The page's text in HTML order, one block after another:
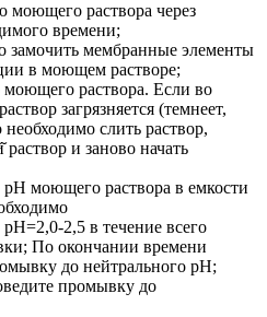
раствора через
времени;
замочить мембранные элементы
в моющем растворе;
раствора. Если во
загрязняется (темнеет,
слить раствор,
и заново начать
моющего раствора в емкости
2,5 в течение всего
По окончании времени
до нейтрального рН;
промывку до